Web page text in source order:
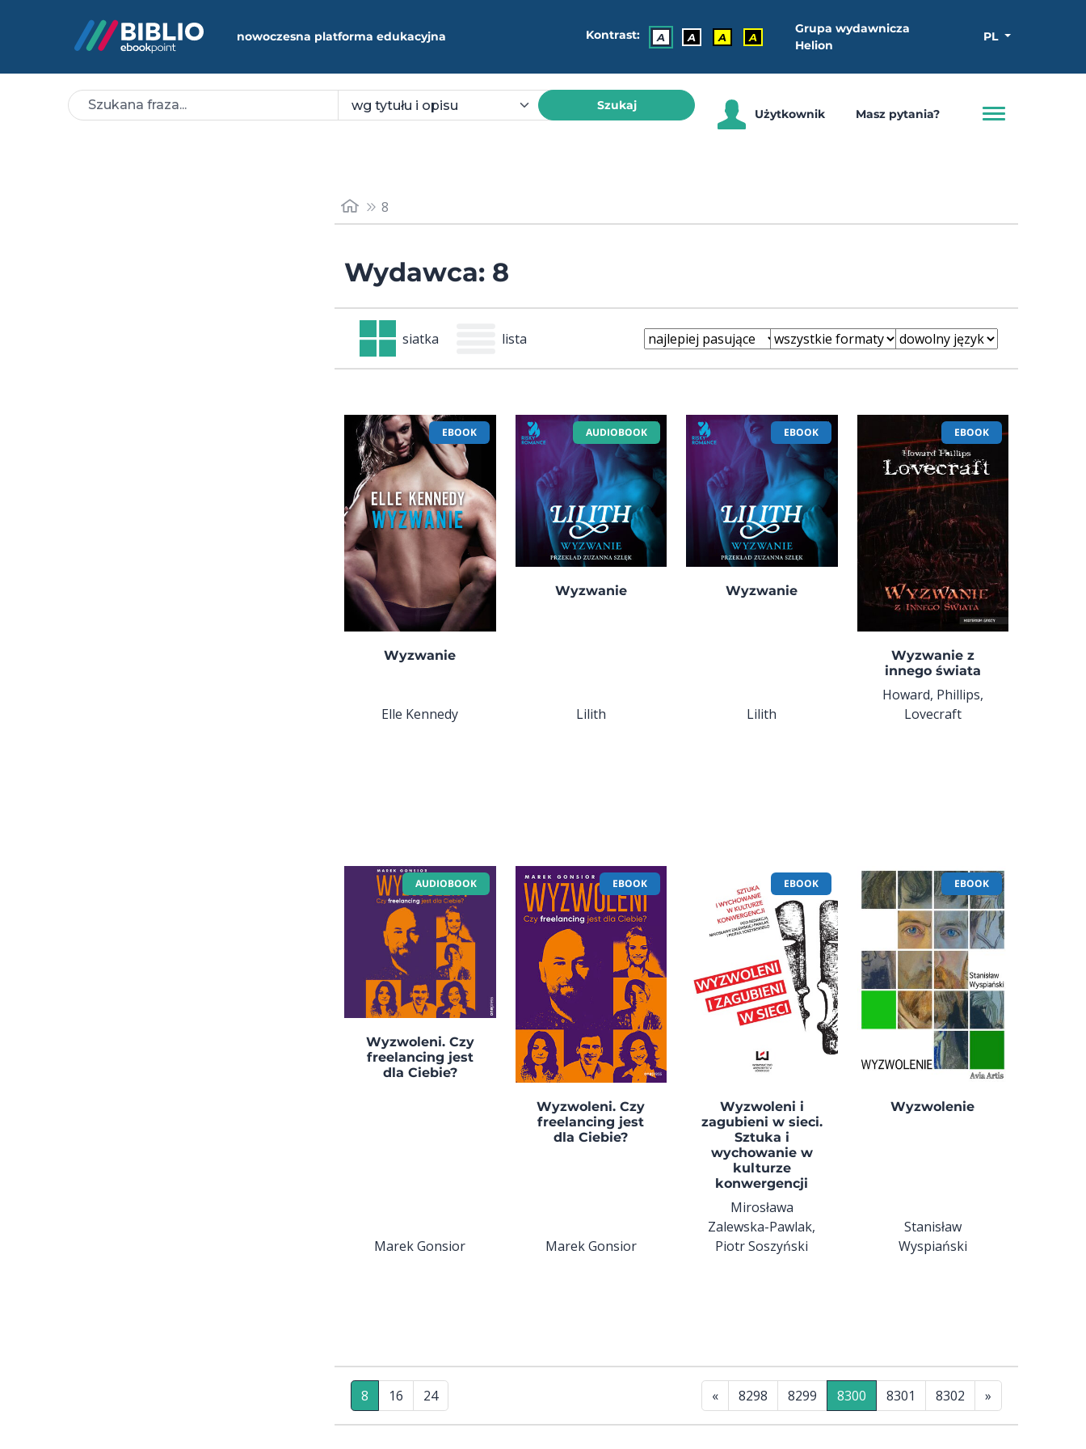
nowoczesna platforma edukacyjna Kontrast: A A A A
Grupa wydawnicza
Helion
PL
Szukaj
Użytkownik Masz pytania?
8
Wydawca: 8
siatka lista
EBOOK
Wyzwanie
Elle Kennedy
AUDIOBOOK
Wyzwanie
Lilith
EBOOK
Wyzwanie
Lilith
EBOOK
Wyzwanie z
innego świata
Howard, Phillips,
Lovecraft
AUDIOBOOK
Wyzwoleni. Czy
freelancing jest
dla Ciebie?
Marek Gonsior
EBOOK
Wyzwoleni. Czy
freelancing jest
dla Ciebie?
Marek Gonsior
EBOOK
Wyzwoleni i
zagubieni w sieci.
Sztuka i
wychowanie w
kulturze
konwergencji
Mirosława
Zalewska-Pawlak,
Piotr Soszyński
EBOOK
Wyzwolenie
Stanisław
Wyspiański
8 16 24 « 8298 8299 8300 8301 8302 »